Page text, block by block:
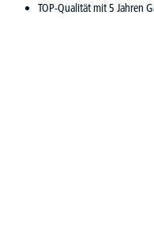
TOP-Qualität mit 5 Jahren